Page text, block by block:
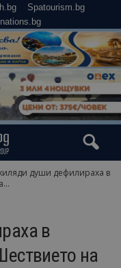
Spatourism.bg
души дефилираха в
в
на